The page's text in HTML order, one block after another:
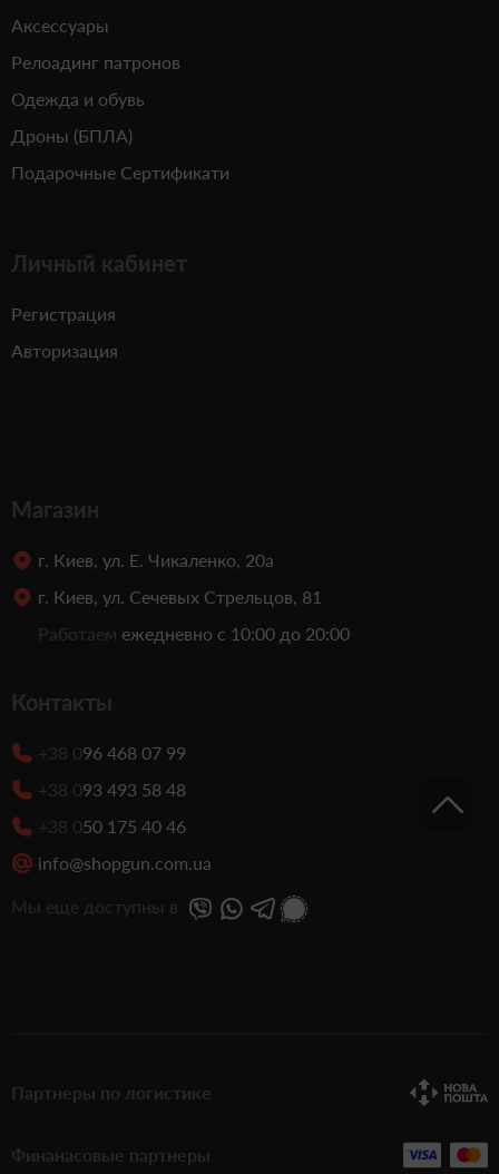
Аксессуары
Релоадинг патронов
Одежда и обувь
Дроны (БПЛА)
Подарочные Сертификати
Личный кабинет
Регистрация
Авторизация
Магазин
г. Киев, ул. Е. Чикаленко, 20а
г. Киев, ул. Сечевых Стрельцов, 81
Работаем ежедневно с 10:00 до 20:00
Контакты
+38 096 468 07 99
+38 093 493 58 48
+38 050 175 40 46
info@shopgun.com.ua
Мы еще доступны в
Партнеры по логистике
Финанасовые партнеры